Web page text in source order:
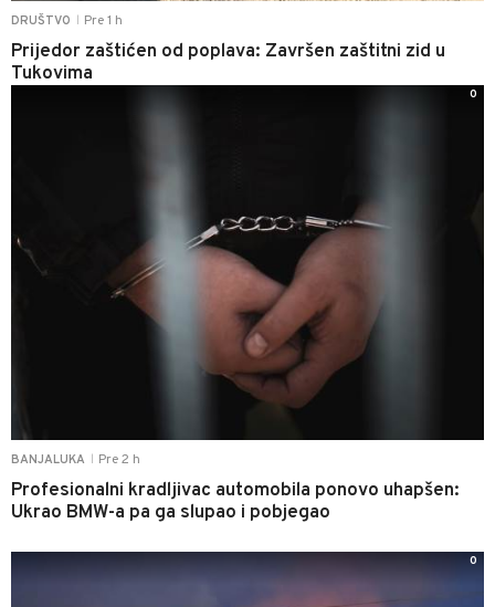
DRUŠTVO Pre 1 h
Prijedor zaštićen od poplava: Završen zaštitni zid u
Tukovima
BANJALUKA Pre 2 h
Profesionalni kradljivac automobila ponovo uhapšen:
Ukrao BMW-a pa ga slupao i pobjegao
0
0